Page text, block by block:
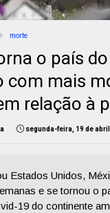
morte
o país
com mais
relação à
segunda-feira, 19 de abril
Estados Unidos,
e se tornou o
19 do continente